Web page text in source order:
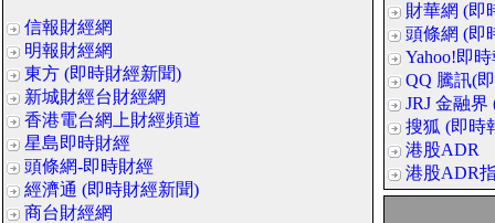
信報財經網
明報財經網
東方 (即時財經新聞)
新城財經台財經網
香港電台網上財經頻道
星島即時財經
頭條網-即時財經
經濟通 (即時財經新聞)
商台財經網
財華網 (即
頭條網 (即
Yahoo!即
QQ 騰訊(
JRJ 金融
搜狐 (即時
港股ADR
港股ADR